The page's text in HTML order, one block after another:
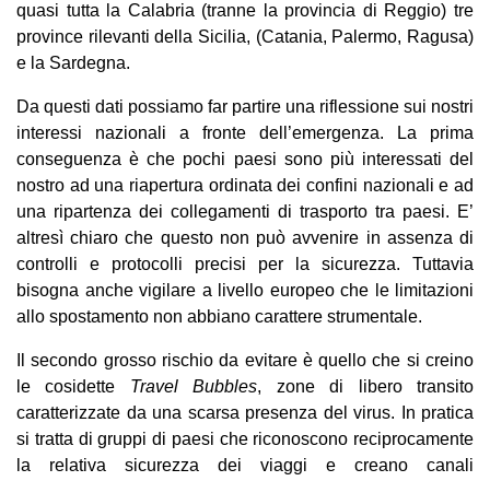
quasi tutta la Calabria (tranne la provincia di Reggio) tre
province rilevanti della Sicilia, (Catania, Palermo, Ragusa)
e la Sardegna.
Da questi dati possiamo far partire una riflessione sui nostri
interessi nazionali a fronte dell’emergenza. La prima
conseguenza è che pochi paesi sono più interessati del
nostro ad una riapertura ordinata dei confini nazionali e ad
una ripartenza dei collegamenti di trasporto tra paesi. E’
altresì chiaro che questo non può avvenire in assenza di
controlli e protocolli precisi per la sicurezza. Tuttavia
bisogna anche vigilare a livello europeo che le limitazioni
allo spostamento non abbiano carattere strumentale.
Il secondo grosso rischio da evitare è quello che si creino
le cosidette Travel Bubbles, zone di libero transito
caratterizzate da una scarsa presenza del virus. In pratica
si tratta di gruppi di paesi che riconoscono reciprocamente
la relativa sicurezza dei viaggi e creano canali